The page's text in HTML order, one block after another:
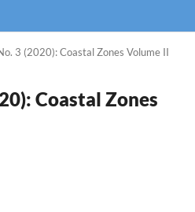
3 (2020): Coastal Zones Volume II
Coastal Zones